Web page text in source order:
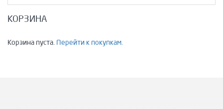
КОРЗИНА
Корзина пуста. Перейти к покупкам.